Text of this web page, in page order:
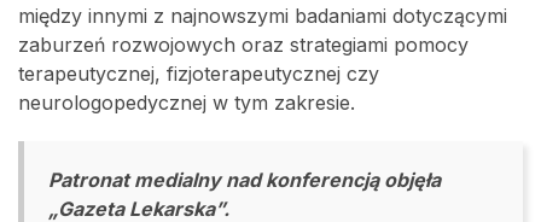
między innymi z najnowszymi badaniami dotyczącymi
zaburzeń rozwojowych oraz strategiami pomocy
terapeutycznej, fizjoterapeutycznej czy
neurologopedycznej w tym zakresie.
Patronat medialny nad konferencją objęła
„Gazeta Lekarska”.